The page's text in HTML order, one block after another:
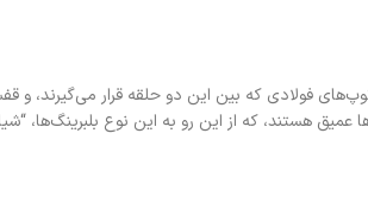
فولادی که بین این دو حلقه قرار می‌گیرند، و
هستند، که از این رو به این نوع بلبرینگ‌ها،